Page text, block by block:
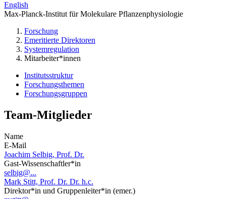
English
Max-Planck-Institut für Molekulare Pflanzenphysiologie
Forschung
Emeritierte Direktoren
Systemregulation
Mitarbeiter*innen
Institutsstruktur
Forschungsthemen
Forschungsgruppen
Team-Mitglieder
Name
E-Mail
Joachim Selbig, Prof. Dr.
Gast-Wissenschaftler*in
selbig@...
Mark Stitt, Prof. Dr. Dr. h.c.
Direktor*in und Gruppenleiter*in (emer.)